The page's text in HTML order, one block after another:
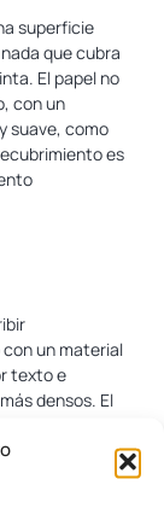
superficie
que cubra
El papel no
con un
suave, como
es
con un material
texto e
densos. El
papel puede